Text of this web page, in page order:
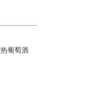
葡萄酒